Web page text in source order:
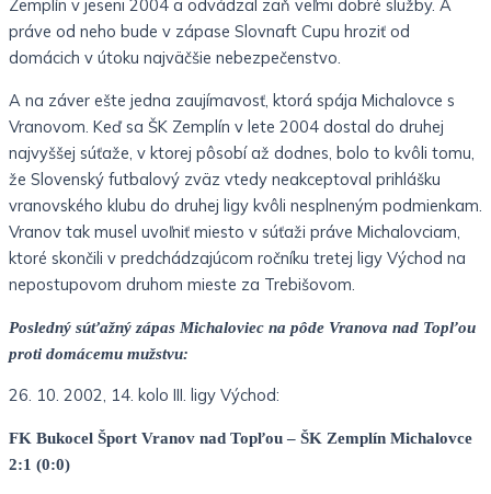
Zemplín v jeseni 2004 a odvádzal zaň veľmi dobré služby. A
práve od neho bude v zápase Slovnaft Cupu hroziť od
domácich v útoku najväčšie nebezpečenstvo.
A na záver ešte jedna zaujímavosť, ktorá spája Michalovce s
Vranovom. Keď sa ŠK Zemplín v lete 2004 dostal do druhej
najvyššej súťaže, v ktorej pôsobí až dodnes, bolo to kvôli tomu,
že Slovenský futbalový zväz vtedy neakceptoval prihlášku
vranovského klubu do druhej ligy kvôli nesplneným podmienkam.
Vranov tak musel uvoľniť miesto v súťaži práve Michalovciam,
ktoré skončili v predchádzajúcom ročníku tretej ligy Východ na
nepostupovom druhom mieste za Trebišovom.
Posledný súťažný zápas Michaloviec na pôde Vranova nad Topľou
proti domácemu mužstvu:
26. 10. 2002, 14. kolo III. ligy Východ:
FK Bukocel Šport Vranov nad Topľou – ŠK Zemplín Michalovce
2:1 (0:0)